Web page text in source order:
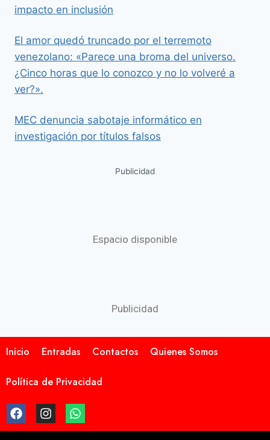
impacto en inclusión
El amor quedó truncado por el terremoto
venezolano: «Parece una broma del universo.
¿Cinco horas que lo conozco y no lo volveré a
ver?».
MEC denuncia sabotaje informático en
investigación por títulos falsos
Publicidad
Espacio disponible
Publicidad
Inicio Entradas Contactos Quienes Somos
Política de Privacidad